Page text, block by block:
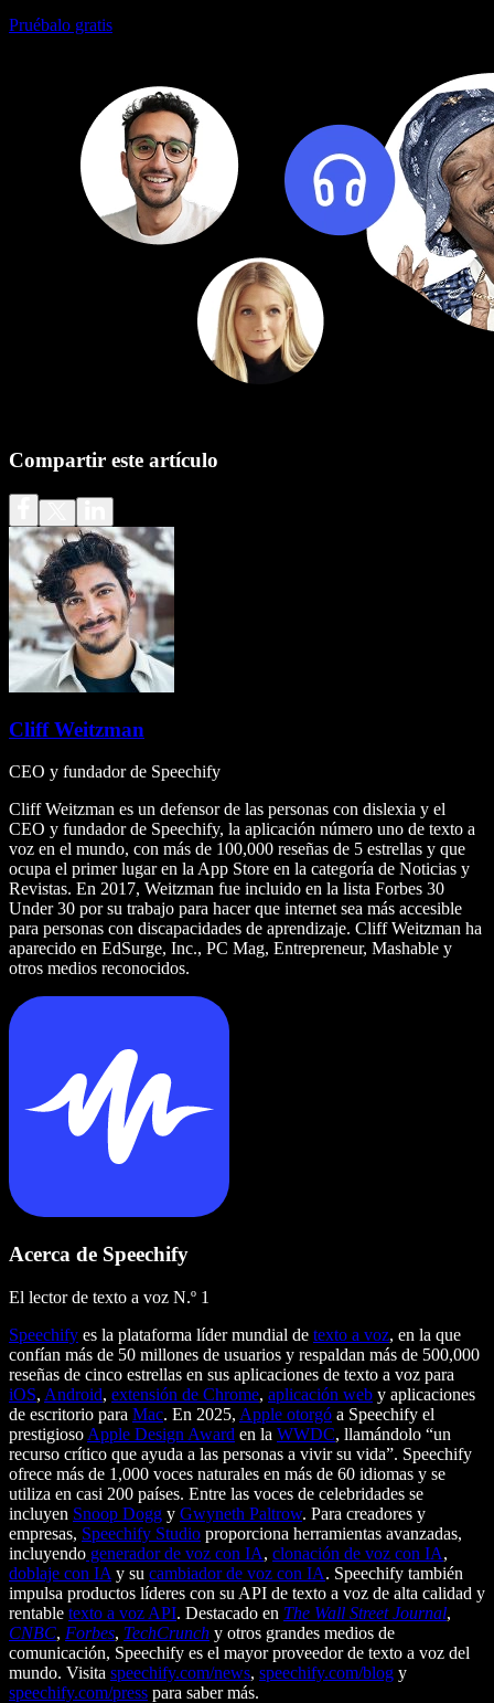
Pruébalo gratis
Compartir este artículo
Cliff Weitzman
CEO y fundador de Speechify
Cliff Weitzman es un defensor de las personas con dislexia y el
CEO y fundador de Speechify, la aplicación número uno de texto a
voz en el mundo, con más de 100,000 reseñas de 5 estrellas y que
ocupa el primer lugar en la App Store en la categoría de Noticias y
Revistas. En 2017, Weitzman fue incluido en la lista Forbes 30
Under 30 por su trabajo para hacer que internet sea más accesible
para personas con discapacidades de aprendizaje. Cliff Weitzman ha
aparecido en EdSurge, Inc., PC Mag, Entrepreneur, Mashable y
otros medios reconocidos.
Acerca de Speechify
El lector de texto a voz N.º 1
Speechify es la plataforma líder mundial de texto a voz, en la que
confían más de 50 millones de usuarios y respaldan más de 500,000
reseñas de cinco estrellas en sus aplicaciones de texto a voz para
iOS, Android, extensión de Chrome, aplicación web y aplicaciones
de escritorio para Mac. En 2025, Apple otorgó a Speechify el
prestigioso Apple Design Award en la WWDC, llamándolo “un
recurso crítico que ayuda a las personas a vivir su vida”. Speechify
ofrece más de 1,000 voces naturales en más de 60 idiomas y se
utiliza en casi 200 países. Entre las voces de celebridades se
incluyen Snoop Dogg y Gwyneth Paltrow. Para creadores y
empresas, Speechify Studio proporciona herramientas avanzadas,
incluyendo generador de voz con IA, clonación de voz con IA,
doblaje con IA y su cambiador de voz con IA. Speechify también
impulsa productos líderes con su API de texto a voz de alta calidad y
rentable texto a voz API. Destacado en The Wall Street Journal,
CNBC, Forbes, TechCrunch y otros grandes medios de
comunicación, Speechify es el mayor proveedor de texto a voz del
mundo. Visita speechify.com/news, speechify.com/blog y
speechify.com/press para saber más.